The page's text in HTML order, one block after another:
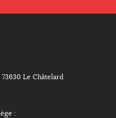
Le Châtelard
: